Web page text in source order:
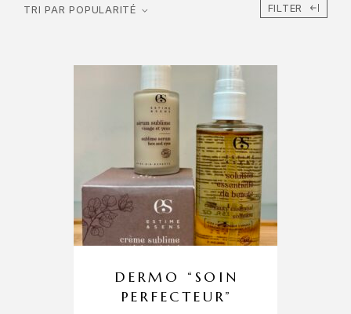
TRI PAR POPULARITÉ FILTER
DERMO “SOIN
PERFECTEUR”